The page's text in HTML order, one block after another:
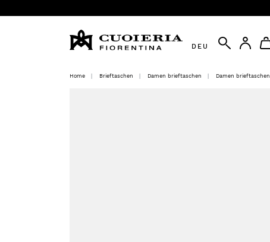
DEU
Home Brieftaschen Damen brieftaschen Damen brieftaschen